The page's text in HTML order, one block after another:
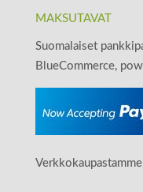
MAKSUTAVAT
Suomalaiset
BlueCommerce,